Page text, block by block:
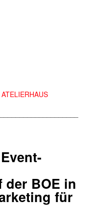
BOE in
für